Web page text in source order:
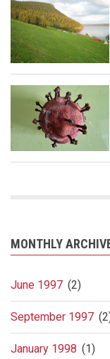
MONTHLY
June 1997 (2)
September 1997
January 1998 (1)